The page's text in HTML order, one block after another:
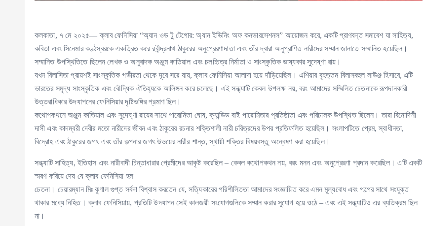
কলকাতা, ৭ মে ২০২৫— ক্লাব ফেনিসিয়া “অ্যান ওড টু টেগোর: অ্যান ইভিনিং অফ কনভারসেশনস” আয়োজন করে, একটি প্রাণবন্ত সমাবেশ যা সাহিত্য,
কবিতা এবং সিনেমার কণ্ঠস্বরকে একত্রিত করে রবীন্দ্রনাথ ঠাকুরের অনুপ্রেরণাদাতা এবং তাঁর দ্বারা অনুপ্রাণিত নারীদের সম্মান জানাতে সম্মানিত হয়েছিল।
সম্মানিত উপস্থিতিতে ছিলেন লেখক ও অনুবাদক অঞ্জুম কাতিয়াল এবং চলচ্চিত্র নির্মাতা ও সাংস্কৃতিক ভাষ্যকার সুদেষ্ণা রায়।
যখন বিলাসিতা প্রায়শই সাংস্কৃতিক গভীরতা থেকে দূরে সরে যায়, ক্লাব ফেনিসিয়া আলাদা হয়ে দাঁড়িয়েছিল। এশিয়ার বৃহত্তম বিলাসবহুল লাউঞ্জ হিসাবে, এটি
ভারতের সমৃদ্ধ সাংস্কৃতিক এবং বৌদ্ধিক ঐতিহ্যকে আলিঙ্গন করে চলেছে। এই সন্ধ্যাটি কেবল উপলক্ষ নয়, বরং আমাদের সম্মিলিত চেতনাকে রূপদানকারী
উত্তরাধিকার উদযাপনের ফেনিসিয়ার দৃষ্টিভঙ্গির প্রমাণ ছিল।
কথোপকথনে অঞ্জুম কাতিয়াল এবং সুদেষ্ণা রায়ের সাথে পারোমিতা ঘোষ, ক্যান্ডিড বাই পারোমিতার প্রতিষ্ঠাতা এবং পরিচালক উপস্থিত ছিলেন। তারা বিনোদিনী
দাসী এবং কাদম্বরী দেবীর মতো নারীদের জীবন এবং ঠাকুরের রচনার শক্তিশালী নারী চরিত্রদের উপর প্রতিফলিত হয়েছিল। সংলাপটিতে প্রেম, স্বাধীনতা,
বিদ্রোহ এবং ঠাকুরের জগৎ এবং তাঁর কল্পনার জগৎ উভয়ের নারীর শান্ত, স্থায়ী শক্তির বিষয়বস্তু অন্বেষণ করা হয়েছিল।
সন্ধ্যাটি সাহিত্য, ইতিহাস এবং নারীবাদী চিন্তাধারার প্রেমীদের আকৃষ্ট করেছিল – কেবল কথোপকথন নয়, বরং মনন এবং অনুপ্রেরণা প্রদান করেছিল। এটি একটি
স্মরণ করিয়ে দেয় যে ক্লাব ফেনিসিয়া হল
চেতনা। চেয়ারম্যান মিঃ কুণাল গুপ্ত সর্বদা বিশ্বাস করতেন যে, সত্যিকারের পরিশীলিততা আমাদের সংজ্ঞায়িত করে এমন মূল্যবোধ এবং গল্পের সাথে সংযুক্ত
থাকার মধ্যে নিহিত। ক্লাব ফেনিসিয়ায়, প্রতিটি উদযাপন সেই কালজয়ী সংযোগগুলিকে সম্মান করার সুযোগ হয়ে ওঠে – এবং এই সন্ধ্যাটিও এর ব্যতিক্রম ছিল
না।